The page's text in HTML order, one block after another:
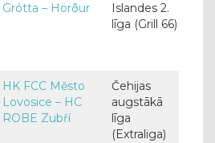
Grótta – Hörður
Islandes 2.
līga (Grill 66)
HK FCC Město
Lovosice – HC
ROBE Zubří
Čehijas
augstākā
līga
(Extraliga)